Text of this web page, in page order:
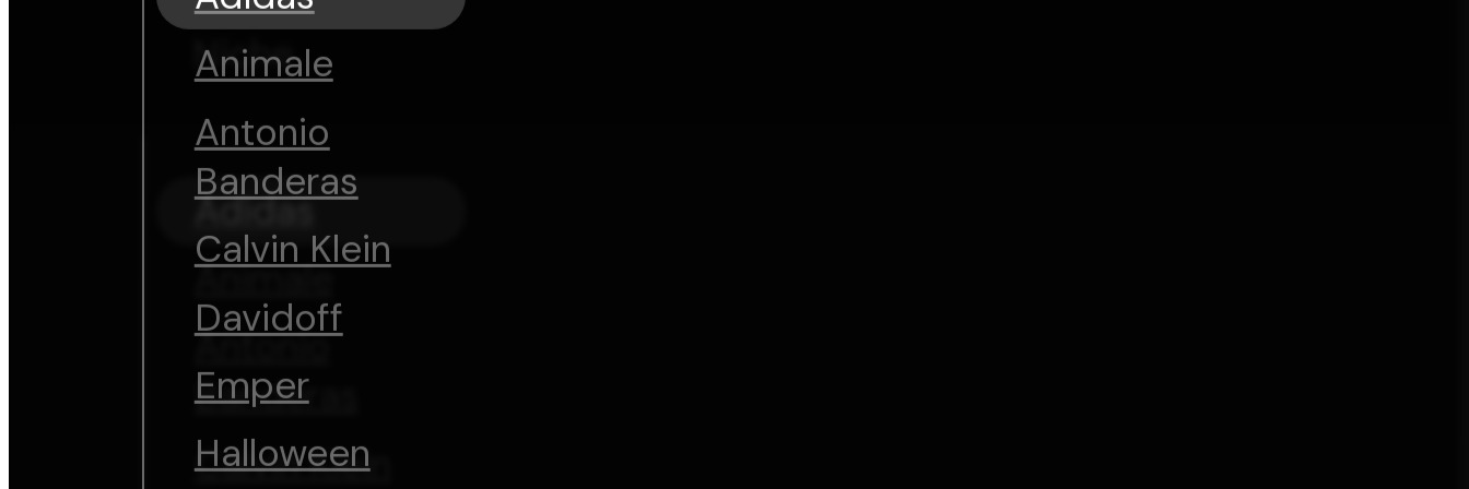
Niche
Adidas
Animale
Antonio
Banderas
Calvin Klein
Animale
Antonio
Banderas
Calvin Klein
Davidoff
Emper
Halloween